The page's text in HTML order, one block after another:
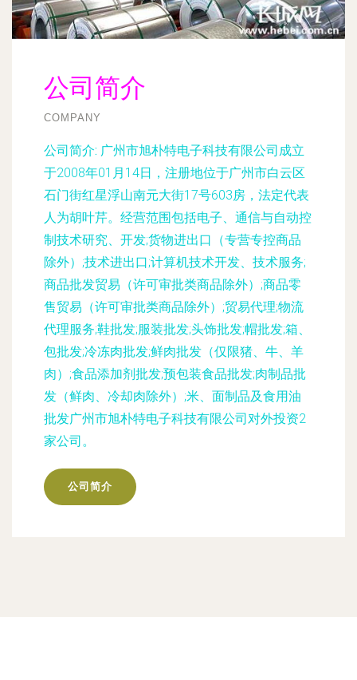
公司简介
COMPANY
公司简介: 广州市旭朴特电子科技有限公司成立
于2008年01月14日，注册地位于广州市白云区
石门街红星浮山南元大街17号603房，法定代表
人为胡叶芹。经营范围包括电子、通信与自动控
制技术研究、开发;货物进出口（专营专控商品
除外）;技术进出口;计算机技术开发、技术服务;
商品批发贸易（许可审批类商品除外）;商品零
售贸易（许可审批类商品除外）;贸易代理;物流
代理服务;鞋批发;服装批发;头饰批发;帽批发;箱、
包批发;冷冻肉批发;鲜肉批发（仅限猪、牛、羊
肉）;食品添加剂批发;预包装食品批发;肉制品批
发（鲜肉、冷却肉除外）;米、面制品及食用油
批发广州市旭朴特电子科技有限公司对外投资2
家公司。
公司简介